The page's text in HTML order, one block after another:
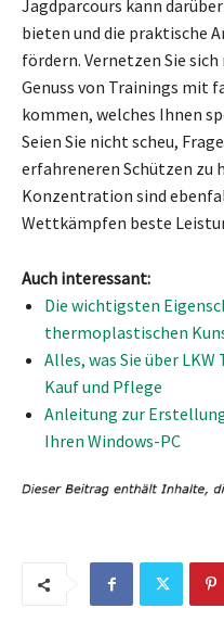
Jagdparcours kann
bieten und die praktische
fördern. Vernetzen Sie
Genuss von Trainings mit
kommen, welches Ihnen
Seien Sie nicht scheu,
erfahreneren Schützen zu
Konzentration sind
Wettkämpfen beste
Auch interessant:
Die wichtigsten
thermoplastischen
Alles, was Sie über
Kauf und Pflege
Anleitung zur
Ihren Windows-PC